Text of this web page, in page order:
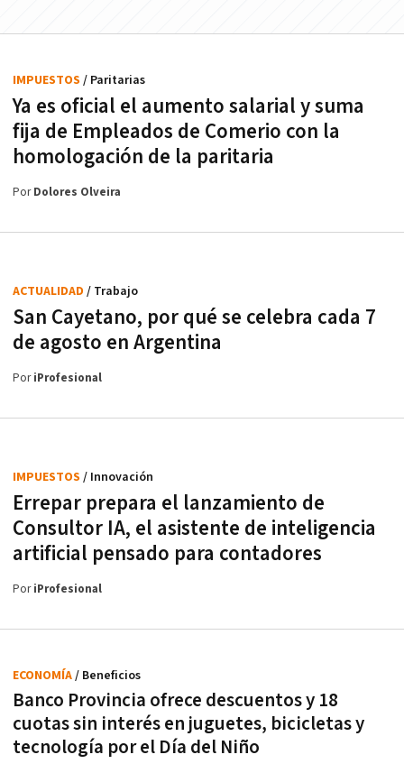
Ya es oficial el aumento salarial y suma
fija de Empleados de Comerio con la
homologación de la paritaria
IMPUESTOS / Paritarias
PorDolores Olveira
San Cayetano, por qué se celebra cada 7
de agosto en Argentina
ACTUALIDAD / Trabajo
PoriProfesional
Errepar prepara el lanzamiento de
Consultor IA, el asistente de inteligencia
artificial pensado para contadores
IMPUESTOS / Innovación
PoriProfesional
Banco Provincia ofrece descuentos y 18
cuotas sin interés en juguetes, bicicletas y
tecnología por el Día del Niño
ECONOMÍA/ Beneficios